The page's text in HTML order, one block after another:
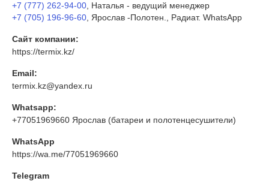
+7 (777) 262-94-00 , Наталья - ведущий менеджер
+7 (705) 196-96-60 , Ярослав -Полотен., Радиат. WhatsApp
Сайт компании:
https://termix.kz/
Email:
termix.kz@yandex.ru
Whatsapp:
+77051969660 Ярослав (батареи и полотенцесушители)
WhatsApp
https://wa.me/77051969660
Telegram